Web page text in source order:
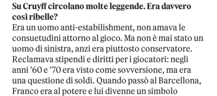
Su Cruyff circolano molte leggende. Era davvero
così ribelle?
Era un uomo anti-estabilishment, non amava le
consuetudini attorno al gioco. Ma non è mai stato un
uomo di sinistra, anzi era piuttosto conservatore.
Reclamava stipendi e diritti per i giocatori: negli
anni ’60 e ’70 era visto come sovversione, ma era
una questione di soldi. Quando passò al Barcellona,
Franco era al potere e lui divenne un simbolo